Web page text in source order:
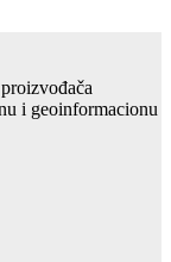
i geoinformacionu